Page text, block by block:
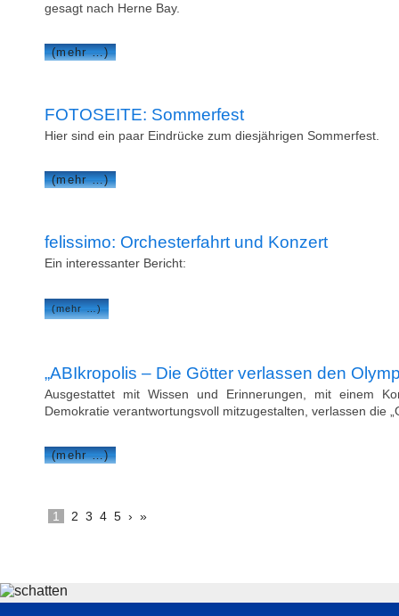
gesagt nach Herne Bay.
(mehr …)
FOTOSEITE: Sommerfest
Hier sind ein paar Eindrücke zum diesjährigen Sommerfest.
(mehr …)
felissimo: Orchesterfahrt und Konzert
Ein interessanter Bericht:
(mehr …)
„ABIkropolis – Die Götter verlassen den
Ausgestattet mit Wissen und Erinnerungen, mit einem
Demokratie verantwortungsvoll mitzugestalten, verlassen die
(mehr …)
1 2 3 4 5 › »